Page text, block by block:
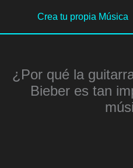
contenido
Crea tu propia Música
¿Por qué la
Bieber es tan